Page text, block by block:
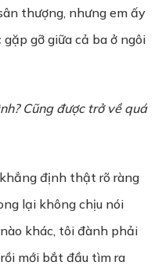
thượng, nhưng em ấy
gỡ giữa cả ba ở ngôi
Cũng được trở về quá
định thật rõ ràng
lại không chịu nói
khác, tôi đành phải
mới bắt đầu tìm ra